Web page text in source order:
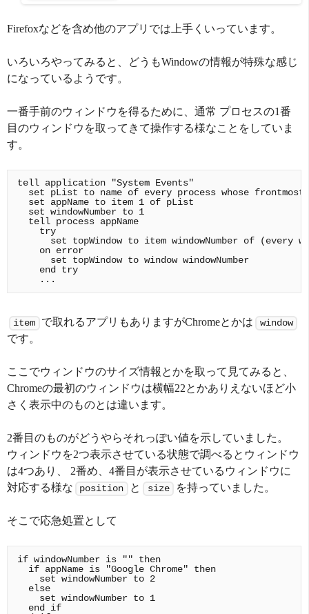
Firefoxなどを含め他のアプリでは上手くいっています。
いろいろやってみると、どうもWindowの情報が特殊な感じ
になっているようです。
一番手前のウィンドウを得るために、通常 プロセスの1番
目のウィンドウを取ってきて操作する様なことをしていま
す。
tell application "System Events"
set pList to name of every process whose frontmost
  set appName to item 1 of pList
  set windowNumber to 1
  tell process appName
    try
set topWindow to item windowNumber of (every
    on error
      set topWindow to window windowNumber
    end try
item で取れるアプリもありますがChromeとかは window
です。
ここでウィンドウのサイズ情報とかを取って見てみると、
Chromeの最初のウィンドウは横幅22とかありえないほど小
さく表示中のものとは違います。
2番目のものがどうやらそれっぽい値を示していました。
ウィンドウを2つ表示させている状態で調べるとウィンドウ
は4つあり、 2番め、4番目が表示させているウィンドウに
対応する様な
position と size を持っていました。
そこで応急処置として
if windowNumber is "" then
  if appName is "Google Chrome" then
    set windowNumber to 2
  else
    set windowNumber to 1
  end if